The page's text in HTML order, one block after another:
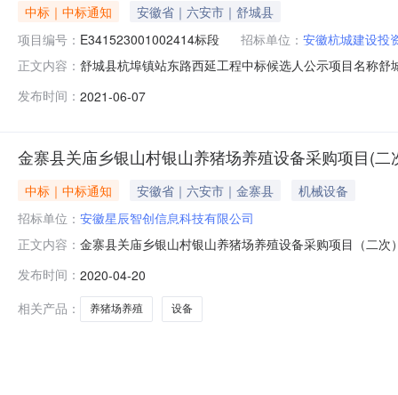
中标｜中标通知
安徽省｜六安市｜舒城县
项目编号： E341523001002414标段 招标单位： 安徽杭城建设投
正文内容： 舒城县杭埠镇站东路西延工程中标候选人公示项目名称
项目控制价伍佰零壹万柒仟陆佰贰拾伍元柒角壹分（￥
发布时间： 2021-06-07
金寨县关庙乡银山村银山养猪场养殖设备采购项目(二
中标｜中标通知 安徽省｜六安市｜金寨县
机械设备
招标单位： 安徽星辰智创信息科技有限公司
正文内容： 金寨县关庙乡银山村银山养猪场养殖设备采购项目（二
2019057-2-1合同金额：1340920.1元采购单位：金寨县
发布时间： 2020-04-20
相关产品：
养猪场养殖 设备